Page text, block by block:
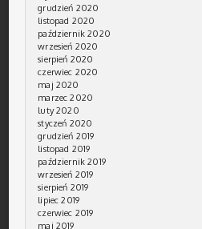
grudzień 2020
listopad 2020
październik 2020
wrzesień 2020
sierpień 2020
czerwiec 2020
maj 2020
marzec 2020
luty 2020
styczeń 2020
grudzień 2019
listopad 2019
październik 2019
wrzesień 2019
sierpień 2019
lipiec 2019
czerwiec 2019
maj 2019